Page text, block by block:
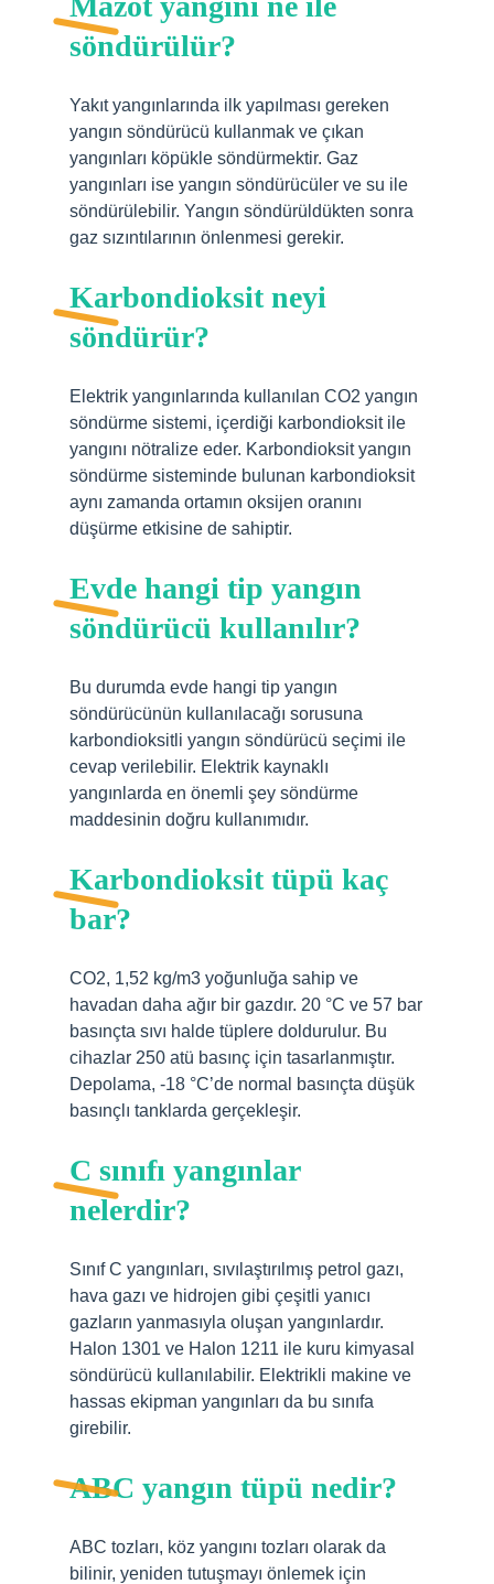
söndürülür?
Yakıt yangınlarında ilk yapılması gereken
yangın söndürücü kullanmak ve çıkan
yangınları köpükle söndürmektir. Gaz
yangınları ise yangın söndürücüler ve su ile
söndürülebilir. Yangın söndürüldükten sonra
gaz sızıntılarının önlenmesi gerekir.
Karbondioksit neyi
söndürür?
Elektrik yangınlarında kullanılan CO2 yangın
söndürme sistemi, içerdiği karbondioksit ile
yangını nötralize eder. Karbondioksit yangın
söndürme sisteminde bulunan karbondioksit
aynı zamanda ortamın oksijen oranını
düşürme etkisine de sahiptir.
Evde hangi tip yangın
söndürücü kullanılır?
Bu durumda evde hangi tip yangın
söndürücünün kullanılacağı sorusuna
karbondioksitli yangın söndürücü seçimi ile
cevap verilebilir. Elektrik kaynaklı
yangınlarda en önemli şey söndürme
maddesinin doğru kullanımıdır.
Karbondioksit tüpü kaç
bar?
CO2, 1,52 kg/m3 yoğunluğa sahip ve
havadan daha ağır bir gazdır. 20 °C ve 57 bar
basınçta sıvı halde tüplere doldurulur. Bu
cihazlar 250 atü basınç için tasarlanmıştır.
Depolama, -18 °C’de normal basınçta düşük
basınçlı tanklarda gerçekleşir.
C sınıfı yangınlar
nelerdir?
Sınıf C yangınları, sıvılaştırılmış petrol gazı,
hava gazı ve hidrojen gibi çeşitli yanıcı
gazların yanmasıyla oluşan yangınlardır.
Halon 1301 ve Halon 1211 ile kuru kimyasal
söndürücü kullanılabilir. Elektrikli makine ve
hassas ekipman yangınları da bu sınıfa
girebilir.
ABC yangın tüpü nedir?
ABC tozları, köz yangını tozları olarak da
bilinir, yeniden tutuşmayı önlemek için